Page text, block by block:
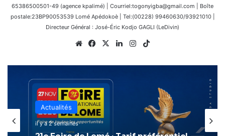
65386500501-49 (agence kpalimé) | Courriel:togonyigba@gmail.com | Boîte
postale:23BP90053539 Lomé Apédokoè | Tel:(00228) 99460630/93921010 |
Directeur Général : José-Éric Kodjo GAGLI (LeDivin)
WebsiteFacebook
X LinkedinInstagram
Internationale
il y a 3 semaines